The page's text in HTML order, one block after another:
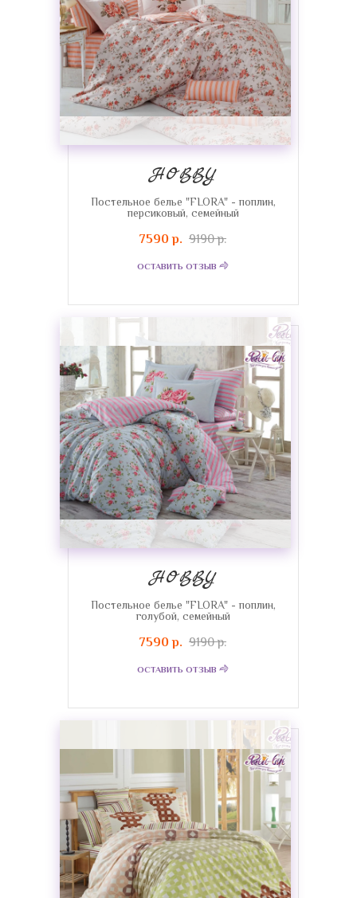
HOBBY
Постельное белье "FLORA" - поплин,
персиковый, семейный
7590 р. 9190 р.
ОСТАВИТЬ ОТЗЫВ
HOBBY
Постельное белье "FLORA" - поплин,
голубой, семейный
7590 р. 9190 р.
ОСТАВИТЬ ОТЗЫВ